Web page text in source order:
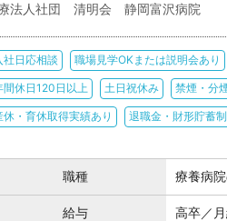
法人社団 清明会 静岡富沢病院
社日応相談 職場見学OKまたは説明会あり
間休日120日以上 土日祝休み 禁煙・分
休・育休取得実績あり 退職金・財形貯蓄
職種 療養病
給与
高卒／